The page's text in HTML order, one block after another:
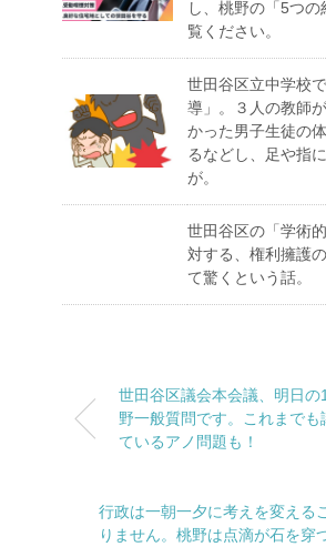
し、桃野の「5つ
覧ください。
世田谷区立中学校
導」。３人の教師
かった男子生徒の
るなどし、足や指
が。
世田谷区の「学術
対する、権利擁護
て驚くという話。
世田谷区議会本会議、明日の
野一般質問です。これまでも
ているアノ問題も！
行政は一朝一夕に考えを変える
りません。桃野は点滴が石を穿